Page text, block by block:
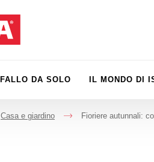
FALLO DA SOLO IL MONDO DI
->
Casa e giardino
->
Fioriere autunnali: